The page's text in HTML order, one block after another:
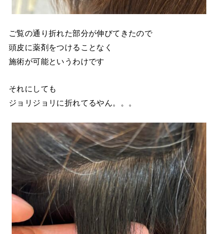
ご覧の通り折れた部分が伸びてきたので
頭皮に薬剤をつけることなく
施術が可能というわけです
それにしても
ジョリジョリに折れてるやん。。。